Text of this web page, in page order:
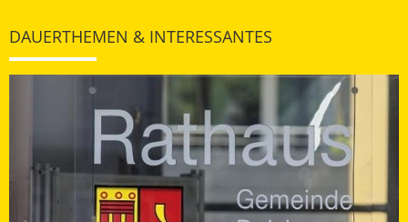
DAUERTHEMEN & INTERESSANTES